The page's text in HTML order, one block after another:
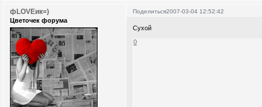
Поделиться2007-03-04 12:52:42
фLOVEик=)
Цветочек форума
Сухой
0